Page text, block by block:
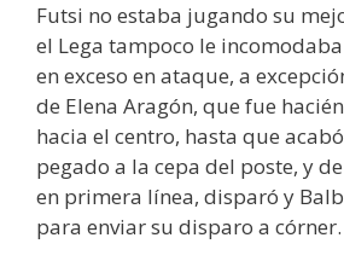
Futsi no estaba jugando su
el Lega tampoco le
en exceso en ataque, a
de Elena Aragón, que fue
hacia el centro, hasta que
pegado a la cepa del poste, y
en primera línea, disparó y
para enviar su disparo a córner.